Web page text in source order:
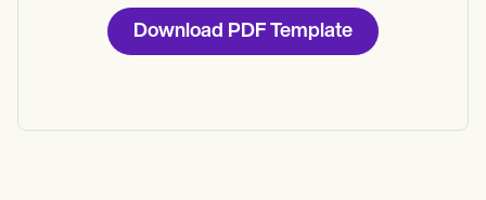
Download PDF Template